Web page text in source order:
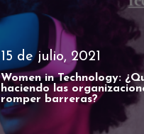
15 de julio, 2021
Women in Technology:
haciendo las
romper barreras?